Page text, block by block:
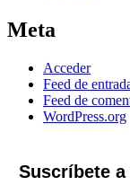
Meta
Acceder
Feed de
Feed de
WordPress.org
Suscríbete